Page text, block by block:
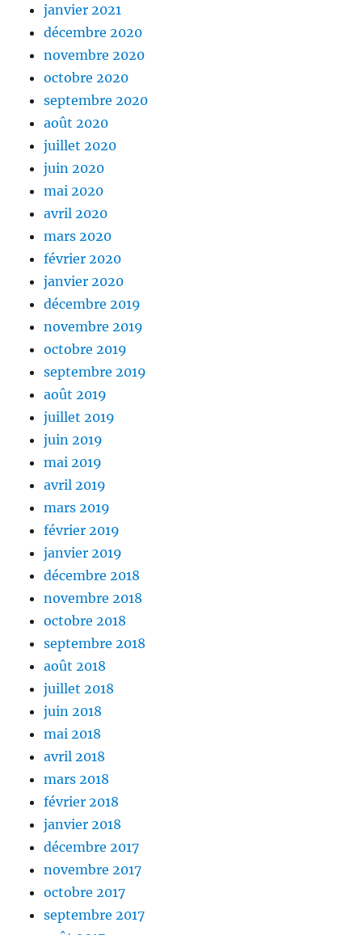
janvier 2021
décembre 2020
novembre 2020
octobre 2020
septembre 2020
août 2020
juillet 2020
juin 2020
mai 2020
avril 2020
mars 2020
février 2020
janvier 2020
décembre 2019
novembre 2019
octobre 2019
septembre 2019
août 2019
juillet 2019
juin 2019
mai 2019
avril 2019
mars 2019
février 2019
janvier 2019
décembre 2018
novembre 2018
octobre 2018
septembre 2018
août 2018
juillet 2018
juin 2018
mai 2018
avril 2018
mars 2018
février 2018
janvier 2018
décembre 2017
novembre 2017
octobre 2017
septembre 2017